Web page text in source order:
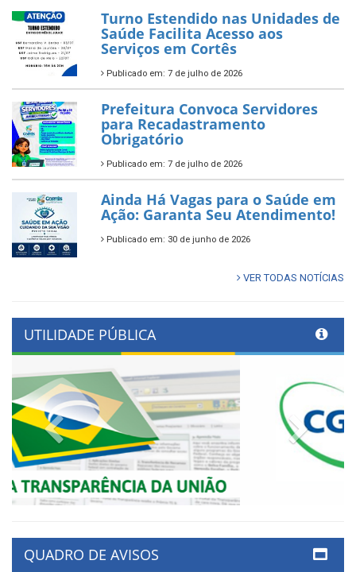
Turno Estendido nas Unidades de
Saúde Facilita Acesso aos
Serviços em Cortês
Publicado em: 7 de julho de 2026
Prefeitura Convoca Servidores
para Recadastramento
Obrigatório
Publicado em: 7 de julho de 2026
Ainda Há Vagas para o Saúde em
Ação: Garanta Seu Atendimento!
Publicado em: 30 de junho de 2026
VER TODAS NOTÍCIAS
UTILIDADE PÚBLICA
Previous Next
QUADRO DE AVISOS